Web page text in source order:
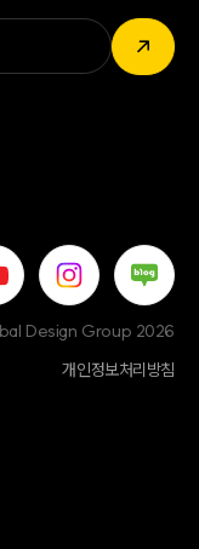
↗
Design Group 2026
개인정보처리방침